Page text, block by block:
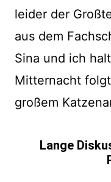
leider der
aus dem
Sina und ich
Mitternacht
großem
Lange